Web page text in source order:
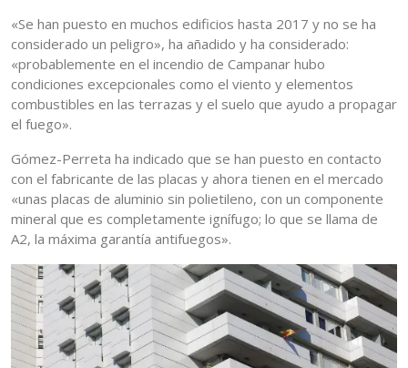
«Se han puesto en muchos edificios hasta 2017 y no se ha
considerado un peligro», ha añadido y ha considerado:
«probablemente en el incendio de Campanar hubo
condiciones excepcionales como el viento y elementos
combustibles en las terrazas y el suelo que ayudo a propagar
el fuego».
Gómez-Perreta ha indicado que se han puesto en contacto
con el fabricante de las placas y ahora tienen en el mercado
«unas placas de aluminio sin polietileno, con un componente
mineral que es completamente ignífugo; lo que se llama de
A2, la máxima garantía antifuegos».